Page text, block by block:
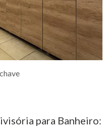
para Banheiro: